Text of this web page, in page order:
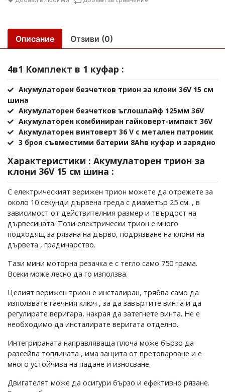
Описание Отзиви (0)
4в1 Комплект в 1 куфар :
Акумулаторен безчетков трион за клони 36V 15 см
шина
Акумулаторен безчетков ъглошлайф 125мм 36V
Акумулаторен комбиниран гайковерт-импакт 36V
Акумулаторен винтоверт 36 V с метален патроник
3 броя съвместими батерии 8Ahв куфар и зарядно
Характеристики : Акумулаторен трион за
клони 36V 15 см шина :
С електрическият верижен трион можете да отрежете за
около 10 секунди дървена греда с диаметър 25 см. , в
зависимост от действителния размер и твърдост на
дървесината. Този електрически трион е много
подходящ за рязана на дърво, подрязване на клони на
дървета , градинарство.
Тази мини моторна резачка е с тегло само 750 грама.
Всеки може лесно да го използва.
Целият верижен трион е инсталиран, трябва само да
използвате гаечния ключ , за да завъртите винта и да
регулирате веригара, накрая да затегнете винта. Не е
необходимо да инсталирате веригата отделно.
Интегрираната направляваща плоча може бързо да
разсейва топлината , има защита от претоварване и е
много устойчива на падане и износване.
Двигателят може да осигури бързо и ефективно рязане.